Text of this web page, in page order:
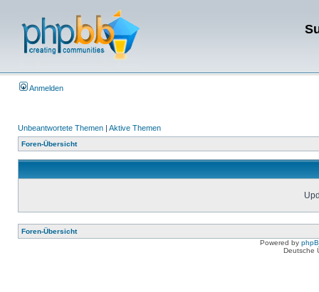
Anmelden
Unbeantwortete Themen | Aktive Themen
Foren-Übersicht
Foren-Übersicht
Powered by
Deutsche